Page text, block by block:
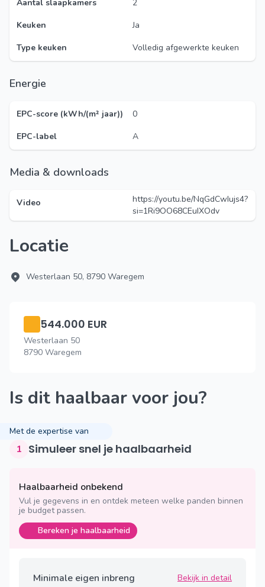
Aantal slaapkamers
2
Keuken
Ja
Type keuken
Volledig afgewerkte keuken
Energie
EPC-score (kWh/(m² jaar))
0
EPC-label
A
Media & downloads
Video
https://youtu.be/NqGdCwIujs4?
si=1Ri9OO68CEuIXOdv
Locatie
Westerlaan 50, 8790 Waregem
544.000 EUR
Westerlaan 50
8790 Waregem
Is dit haalbaar voor jou?
Met de expertise van
1 Simuleer snel je haalbaarheid
Haalbaarheid onbekend
Vul je gegevens in en ontdek meteen welke panden binnen
je budget passen.
Bereken je haalbaarheid
Minimale eigen inbreng Bekijk in detail